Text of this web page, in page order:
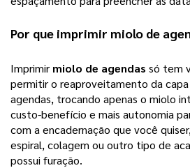
Por que imprimir miolo de
Imprimir miolo de agendas só tem
permitir o reaproveitamento da
agendas, trocando apenas o miolo
custo-benefício e mais autonomia
com a encadernação que você
espiral, colagem ou outro tipo de
possui furação.